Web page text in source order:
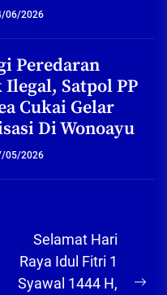
06/2026
Peredaran
Ilegal, Satpol PP
Cukai Gelar
Di Wonoayu
05/2026
Selamat Hari
Raya Idul Fitri 1
Syawal 1444 H,